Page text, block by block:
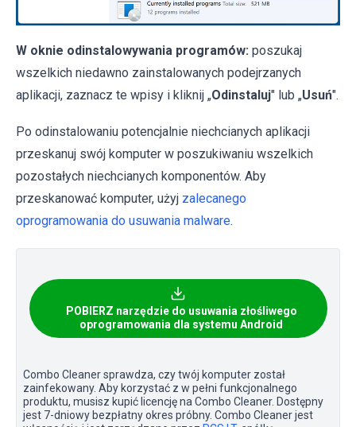
W oknie odinstalowywania programów: poszukaj
wszelkich niedawno zainstalowanych podejrzanych
aplikacji, zaznacz te wpisy i kliknij „Odinstaluj" lub „Usuń".
Po odinstalowaniu potencjalnie niechcianych aplikacji
przeskanuj swój komputer w poszukiwaniu wszelkich
pozostałych niechcianych komponentów. Aby
przeskanować komputer, użyj zalecanego
oprogramowania do usuwania malware.
POBIERZ narzędzie do usuwania złośliwego
oprogramowania dla systemu Android
Combo Cleaner sprawdza, czy twój komputer został
zainfekowany. Aby korzystać z w pełni funkcjonalnego
produktu, musisz kupić licencję na Combo Cleaner. Dostępny
jest 7-dniowy bezpłatny okres próbny. Combo Cleaner jest